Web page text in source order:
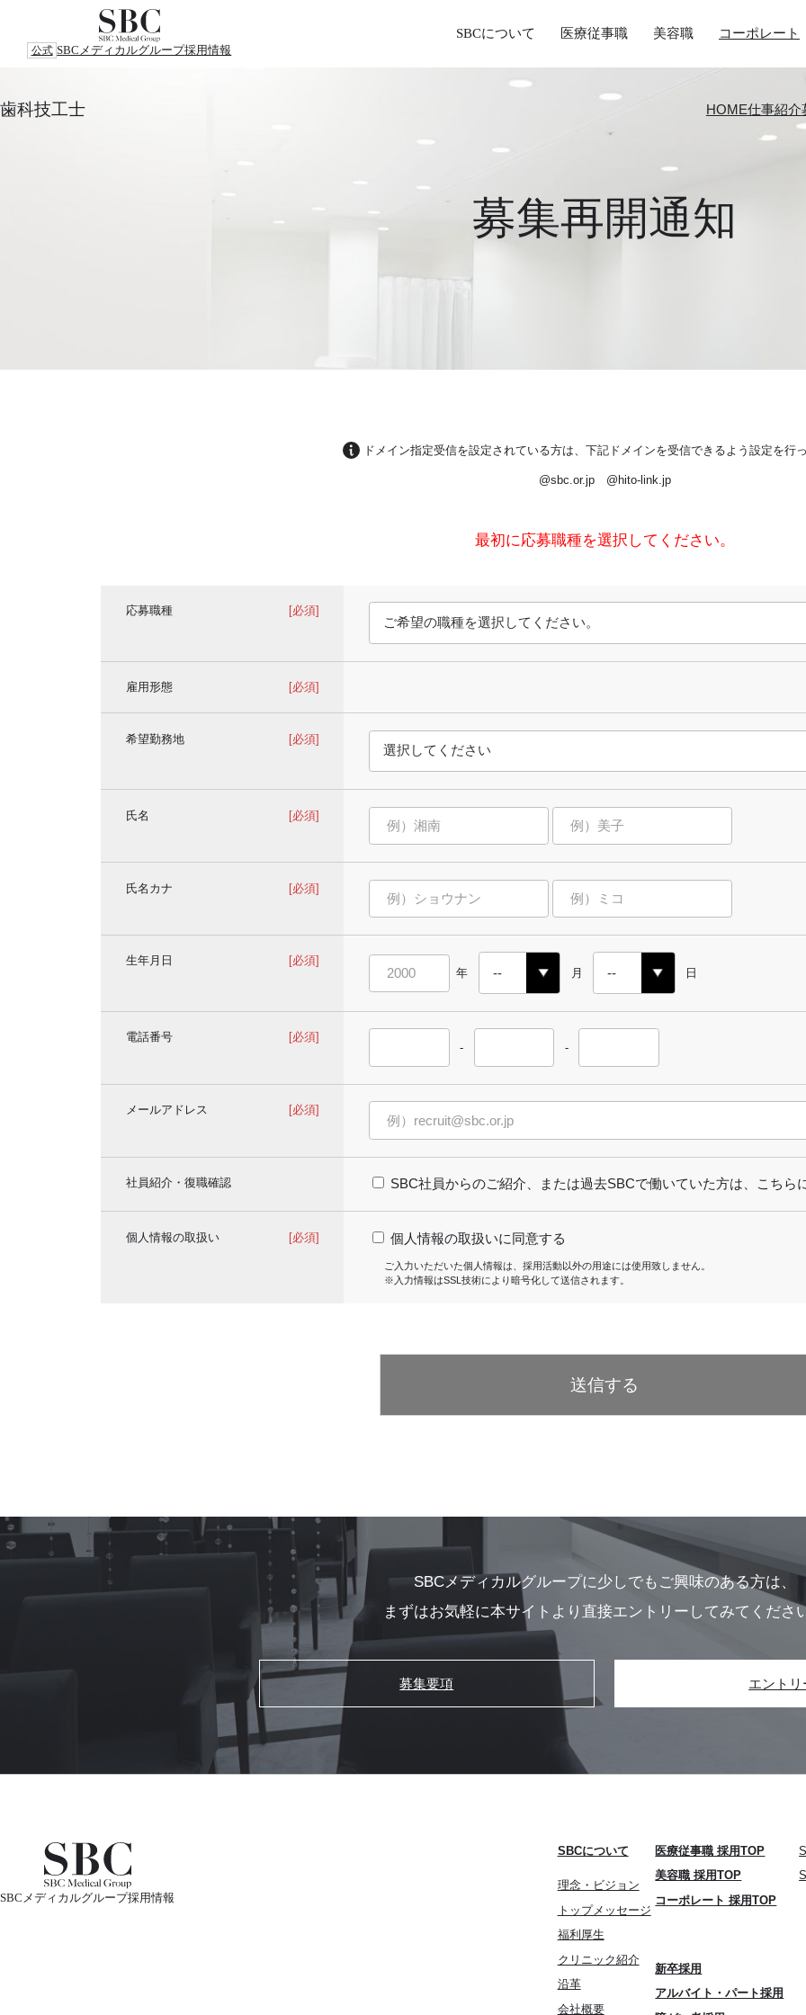
公式 SBCメディカルグループ採用情報
SBCについて 医療従事職 美容職 コーポレート
歯科技工士 HOME仕事紹介
募集再開通知
ドメイン指定受信を設定されている方は、下記ドメインを受信できるよう設定を行
@sbc.or.jp @hito-link.jp
最初に応募職種を選択してください。
応募職種 [必須]
雇用形態 [必須]
希望勤務地 [必須]
氏名 [必須]
氏名カナ [必須]
生年月日
[必須]
年
月 日
電話番号 [必須]
- -
メールアドレス [必須]
社員紹介・復職確認 SBC社員からのご紹介、または過去SBCで働いていた方は、こちら
個人情報の取扱い [必須] 個人情報の取扱いに同意する
ご入力いただいた個人情報は、採用活動以外の用途には使用致しません。
※入力情報はSSL技術により暗号化して送信されます。
送信する
SBCメディカルグループに少しでも ご興味のある方は、
まずはお気軽に本サイト より直接エントリーしてみてくださ
募集要項 エントリ
SBCメディカルグループ採用情報
SBCについて
理念・ビジョン
トップメッセージ
福利厚生
クリニック紹介
沿革
会社概要
医療従事職 採用TOP
美容職 採用TOP
コーポレート 採用TOP
新卒採用
アルバイト・パート採用